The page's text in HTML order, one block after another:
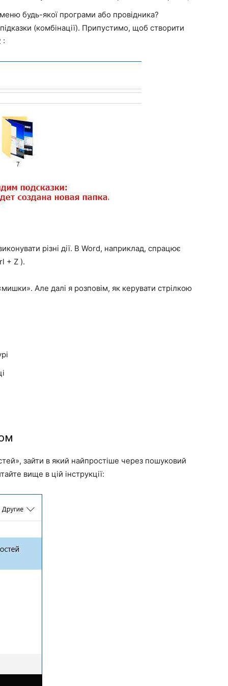
будь-якої програми або провідника?
підказки (комбінації). Припустимо, щоб створити
:
різні дії. В Word, наприклад, спрацює
+ Z ).
Але далі я розповім, як керувати стрілкою
зайти в який найпростіше через пошуковий
вище в цій інструкції: